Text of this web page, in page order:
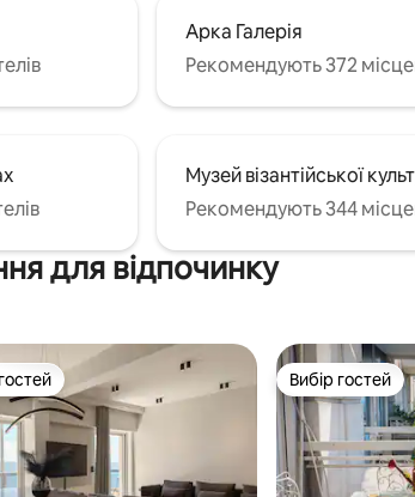
Арка Галерія
Рекомендують 372
Музей візантійської
Рекомендують 344
для відпочинку
гостей Вибір гостей
Вибір гостей